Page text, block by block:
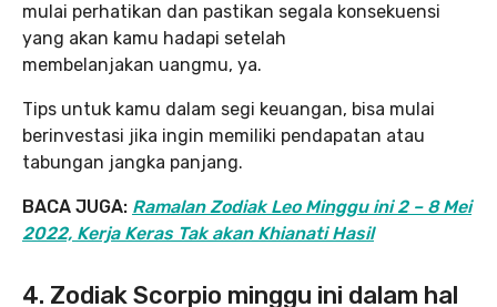
mulai perhatikan dan pastikan segala konsekuensi
yang akan kamu hadapi setelah
membelanjakan uangmu, ya.
Tips untuk kamu dalam segi keuangan, bisa mulai
berinvestasi jika ingin memiliki pendapatan atau
tabungan jangka panjang.
BACA JUGA: Ramalan Zodiak Leo Minggu ini 2 – 8 Mei
2022, Kerja Keras Tak akan Khianati Hasil
4. Zodiak Scorpio minggu ini dalam hal